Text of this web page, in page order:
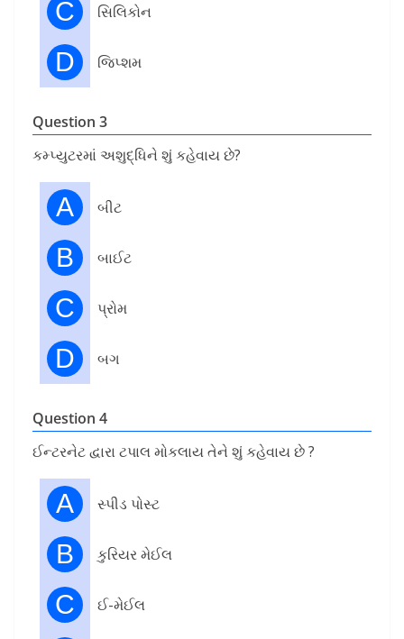
C સિલિકોન
D જિપ્શમ
Question 3
કમ્પ્યુટરમાં અશુદ્ધિને શું કહેવાય છે?
A બીટ
B બાઈટ
C પ્રોમ
D બગ
Question 4
ઈન્ટરનેટ દ્વારા ટપાલ મોકલાય તેને શું કહેવાય છે ?
A સ્પીડ પોસ્ટ
B કુરિયર મેઈલ
C ઈ-મેઈલ